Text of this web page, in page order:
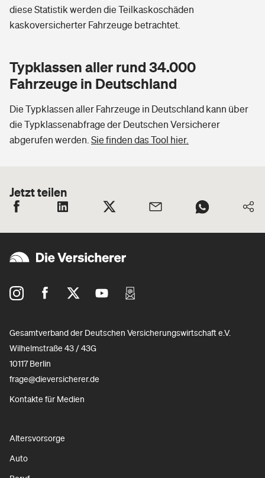
diese Statistik werden die Teilkaskoschäden
kaskoversicherter Fahrzeuge betrachtet.
Typklassen aller rund 34.000
Fahrzeuge in Deutschland
Die Typklassen aller Fahrzeuge in Deutschland kann über
die Typklassenabfrage der Deutschen Versicherer
abgerufen werden. Sie finden das Tool hier.
Jetzt teilen
Gesamtverband der Deutschen Versicherungswirtschaft e.V.
Wilhelmstraße 43 / 43G
10117 Berlin
frage@dieversicherer.de
Kontakte für Medien
Altersvorsorge
Auto